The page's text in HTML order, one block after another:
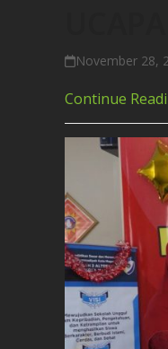
November 28,
Continue